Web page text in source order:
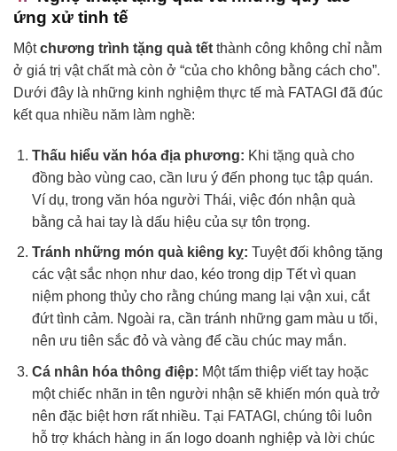
ứng xử tinh tế
Mộtchương trình tặng quà tết thành công không chỉ nằm
ở giá trị vật chất mà còn ở “của cho không bằng cách cho”.
Dưới đây là những kinh nghiệm thực tế mà FATAGI đã đúc
kết qua nhiều năm làm nghề:
Thấu hiểu văn hóa địa phương: Khi tặng quà cho
đồng bào vùng cao, cần lưu ý đến phong tục tập quán.
Ví dụ, trong văn hóa người Thái, việc đón nhận quà
bằng cả hai tay là dấu hiệu của sự tôn trọng.
Tránh những món quà kiêng kỵ: Tuyệt đối không tặng
các vật sắc nhọn như dao, kéo trong dịp Tết vì quan
niệm phong thủy cho rằng chúng mang lại vận xui, cắt
đứt tình cảm. Ngoài ra, cần tránh những gam màu u tối,
nên ưu tiên sắc đỏ và vàng để cầu chúc may mắn.
Cá nhân hóa thông điệp: Một tấm thiệp viết tay hoặc
một chiếc nhãn in tên người nhận sẽ khiến món quà trở
nên đặc biệt hơn rất nhiều. Tại FATAGI, chúng tôi luôn
hỗ trợ khách hàng in ấn logo doanh nghiệp và lời chúc